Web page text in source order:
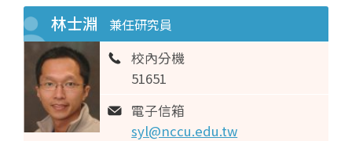
林士淵 兼任研究員
校內分機
51651
電子信箱
syl@nccu.edu.tw